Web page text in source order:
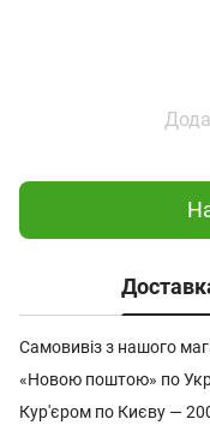
Самовивіз з нашого
«Новою поштою» по
Кур'єром по Києву —